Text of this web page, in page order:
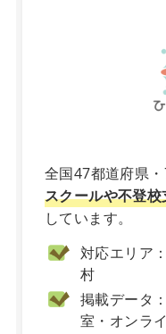
全国47都道府県・
スクールや不登
しています。
対応エリア
村
掲載データ：
室・オンラ